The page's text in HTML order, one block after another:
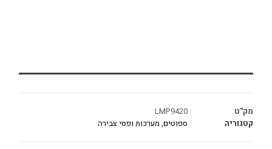
מק"ט
LMP9420
קטגוריה
ספוטים, מערכות ופסי צבירה